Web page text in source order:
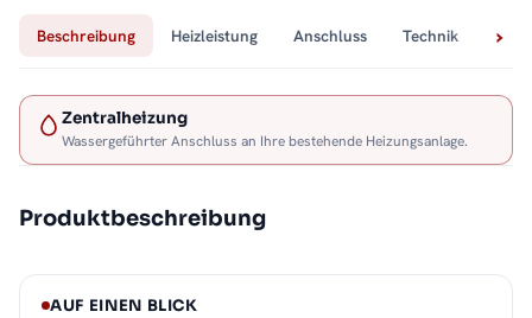
Beschreibung Heizleistung Anschluss Technik
Zentralheizung
Wassergeführter Anschluss an Ihre bestehende Heizungsanlage.
Produktbeschreibung
AUF EINEN BLICK